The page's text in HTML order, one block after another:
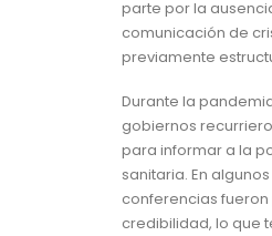
parte por la
comunicación de
previamente
Durante la
gobiernos
para informar a la
sanitaria. En
conferencias
credibilidad, lo que